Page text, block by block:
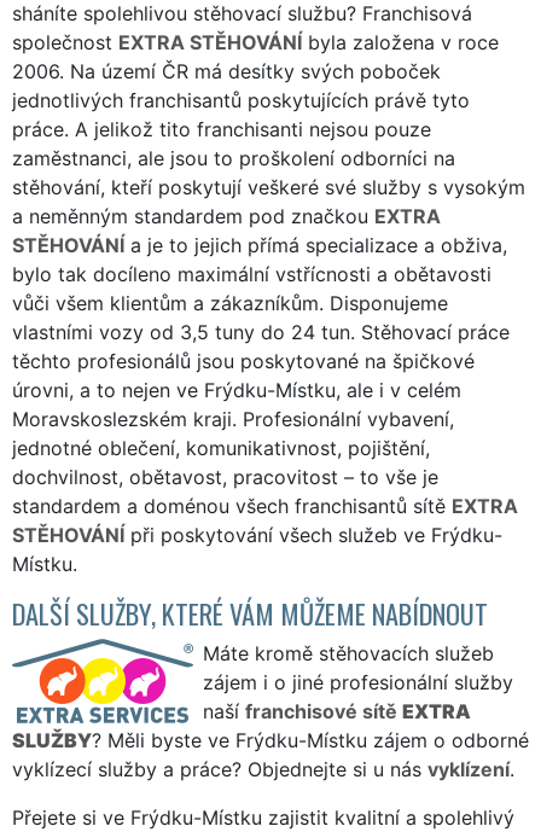
sháníte spolehlivou stěhovací službu? Franchisová
společnost EXTRA STĚHOVÁNÍ byla založena v roce
2006. Na území ČR má desítky svých poboček
jednotlivých franchisantů poskytujících právě tyto
práce. A jelikož tito franchisanti nejsou pouze
zaměstnanci, ale jsou to proškolení odborníci na
stěhování, kteří poskytují veškeré své služby s vysokým
a neměnným standardem pod značkou EXTRA
STĚHOVÁNÍ a je to jejich přímá specializace a obživa,
bylo tak docíleno maximální vstřícnosti a obětavosti
vůči všem klientům a zákazníkům. Disponujeme
vlastními vozy od 3,5 tuny do 24 tun. Stěhovací práce
těchto profesionálů jsou poskytované na špičkové
úrovni, a to nejen ve Frýdku-Místku, ale i v celém
Moravskoslezském kraji. Profesionální vybavení,
jednotné oblečení, komunikativnost, pojištění,
dochvilnost, obětavost, pracovitost – to vše je
standardem a doménou všech franchisantů sítě EXTRA
STĚHOVÁNÍ při poskytování všech služeb ve Frýdku-
Místku.
DALŠÍ SLUŽBY, KTERÉ VÁM MŮŽEME NABÍDNOUT
Máte kromě stěhovacích služeb
zájem i o jiné profesionální služby
naší franchisové sítě EXTRA
SLUŽBY? Měli byste ve Frýdku-Místku zájem o odborné
vyklízecí služby a práce? Objednejte si u nás vyklízení.
Přejete si ve Frýdku-Místku zajistit kvalitní a spolehlivý